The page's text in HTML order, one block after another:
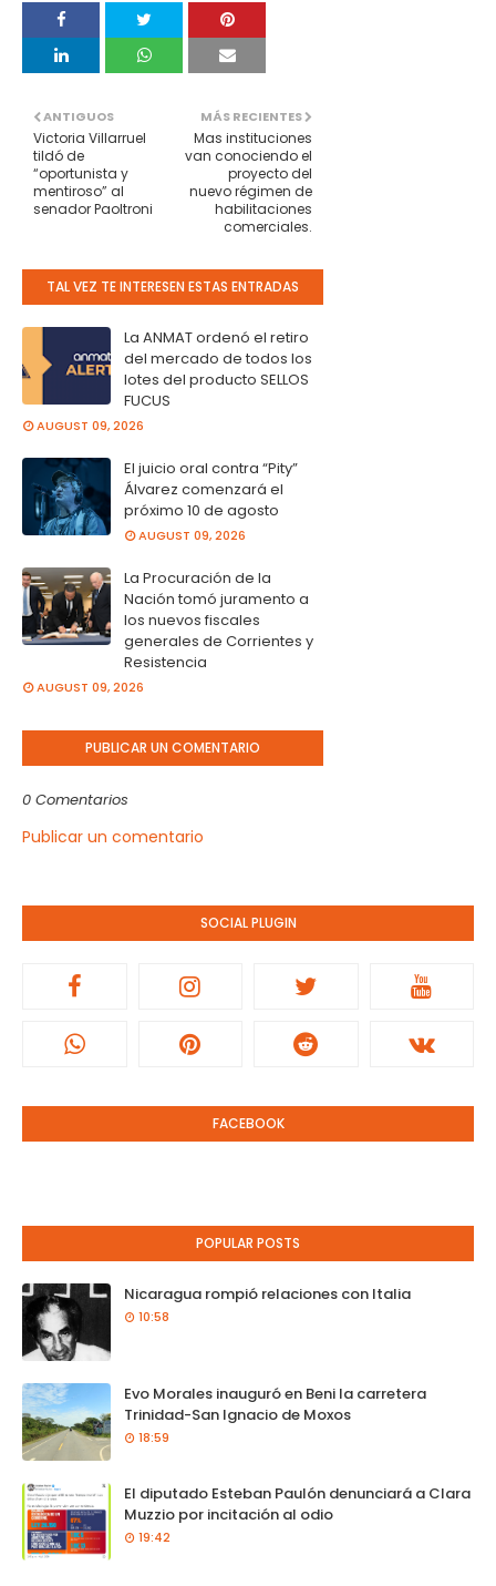
MÁS RECIENTES
Mas instituciones
van conociendo el
proyecto del
nuevo régimen de
habilitaciones
comerciales.
ANTIGUOS
Victoria Villarruel
tildó de
“oportunista y
mentiroso” al
senador Paoltroni
TAL VEZ TE INTERESEN ESTAS ENTRADAS
La ANMAT ordenó el retiro
del mercado de todos los
lotes del producto SELLOS
FUCUS
AUGUST 09, 2026
El juicio oral contra “Pity”
Álvarez comenzará el
próximo 10 de agosto
AUGUST 09, 2026
La Procuración de la
Nación tomó juramento a
los nuevos fiscales
generales de Corrientes y
Resistencia
AUGUST 09, 2026
PUBLICAR UN COMENTARIO
0 Comentarios
Publicar un comentario
SOCIAL PLUGIN
FACEBOOK
POPULAR POSTS
Nicaragua rompió relaciones con Italia
10:58
Evo Morales inauguró en Beni la carretera
Trinidad-San Ignacio de Moxos
18:59
El diputado Esteban Paulón denunciará a Clara
Muzzio por incitación al odio
19:42